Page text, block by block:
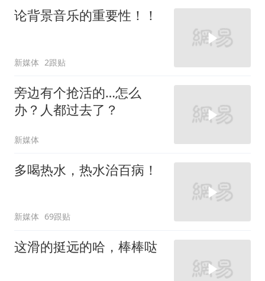
论背景音乐的重要性！！
新媒体 2跟贴
旁边有个抢活的…怎么
办？人都过去了？
新媒体
多喝热水，热水治百病！
新媒体 69跟贴
这滑的挺远的哈，棒棒哒